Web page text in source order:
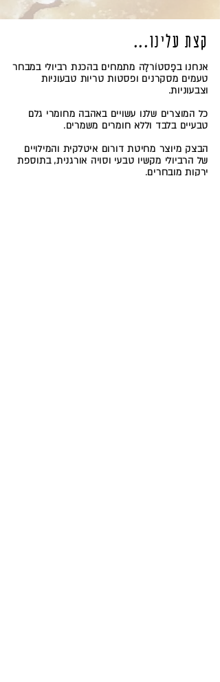
אנחנו בפָסטוֹרלֶה מתמחים בהכנת רביולי במבחר
טעמים מסקרנים ופסטות טריות טבעוניות
וצבעוניות.
כל המוצרים שלנו עשויים באהבה מחומרי גלם
טבעיים בלבד וללא חומרים משמרים.
הבצק מיוצר מחיטת דורום איטלקית והמילויים
של הרביולי מקשיו טבעי וסויה אורגנית, בתוספת
ירקות מובחרים.
קצת עלינו...